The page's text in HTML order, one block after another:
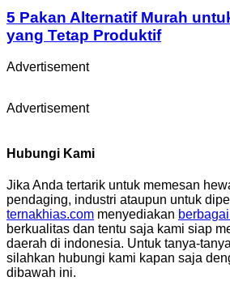
5 Pakan Alternatif Murah
yang Tetap Produktif
Advertisement
Advertisement
Hubungi Kami
Jika Anda tertarik untuk memesan
pendaging, industri ataupun untuk
ternakhias.com menyediakan
berkualitas dan tentu saja kami siap
daerah di indonesia. Untuk tanya-
silahkan hubungi kami kapan saja
dibawah ini.